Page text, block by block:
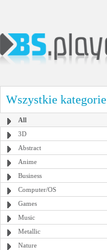
Wszystkie kategorie
All
3D
Abstract
Anime
Business
Computer/OS
Games
Music
Metallic
Nature